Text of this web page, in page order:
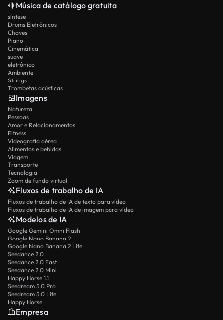
Música de catálogo gratuita
síntese
Drums Eletrônicos
Chaves
Piano
Cinemática
suave
eletrônico
Ambiente
Strings
Trombetas acústicas
Imagens
Natureza
Pessoas
Amor e Relacionamentos
Fitness
Videografia aérea
Alimentos e bebidas
Viagem
Transporte
Tecnologia
Zoom de fundo virtual
Fluxos de trabalho de IA
Fluxos de trabalho de IA de texto para vídeo
Fluxos de trabalho de IA de imagem para vídeo
Modelos de IA
Google Gemini Omni Flash
Google Nano Banana 2
Google Nano Banana 2 Lite
Seedance 2.0
Seedance 2.0 Fast
Seedance 2.0 Mini
Happy Horse 1.1
Seedream 5.0 Pro
Seedream 5.0 Lite
Happy Horse
Empresa